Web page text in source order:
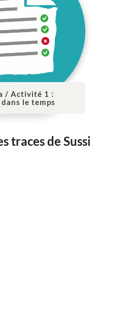
/ Activité 1 :
le temps
traces de Sussi